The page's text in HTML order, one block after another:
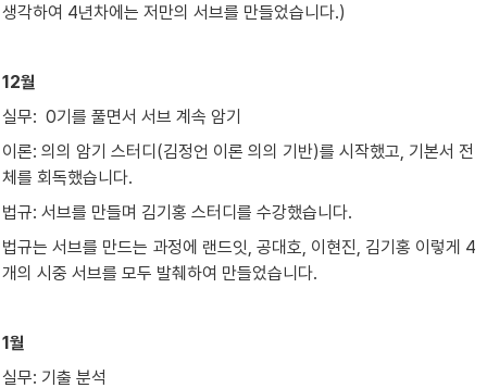
생각하여 4년차에는 저만의 서브를 만들었습니다.)
12월
실무:  0기를 풀면서 서브 계속 암기
이론: 의의 암기 스터디(김정언 이론 의의 기반)를 시작했고, 기본서 전
체를 회독했습니다.
법규: 서브를 만들며 김기홍 스터디를 수강했습니다.
법규는 서브를 만드는 과정에 랜드잇, 공대호, 이현진, 김기홍 이렇게 4
개의 시중 서브를 모두 발췌하여 만들었습니다.
1월
실무: 기출 분석